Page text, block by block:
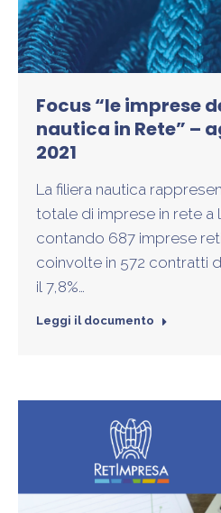
Focus “le imprese
nautica in Rete” –
2021
La filiera nautica
totale di imprese in rete a
contando 687 imprese
coinvolte in 572 contratti
il 7,8%…
Leggi il documento